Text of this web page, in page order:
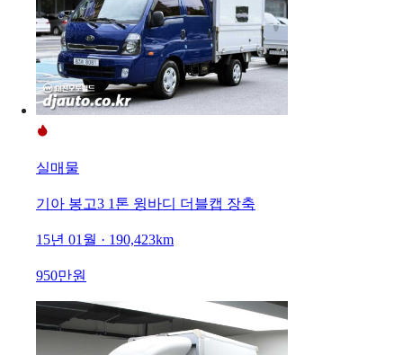
실매물
기아 봉고3 1톤 윙바디 더블캡 장축
15년 01월 · 190,423km
950만원